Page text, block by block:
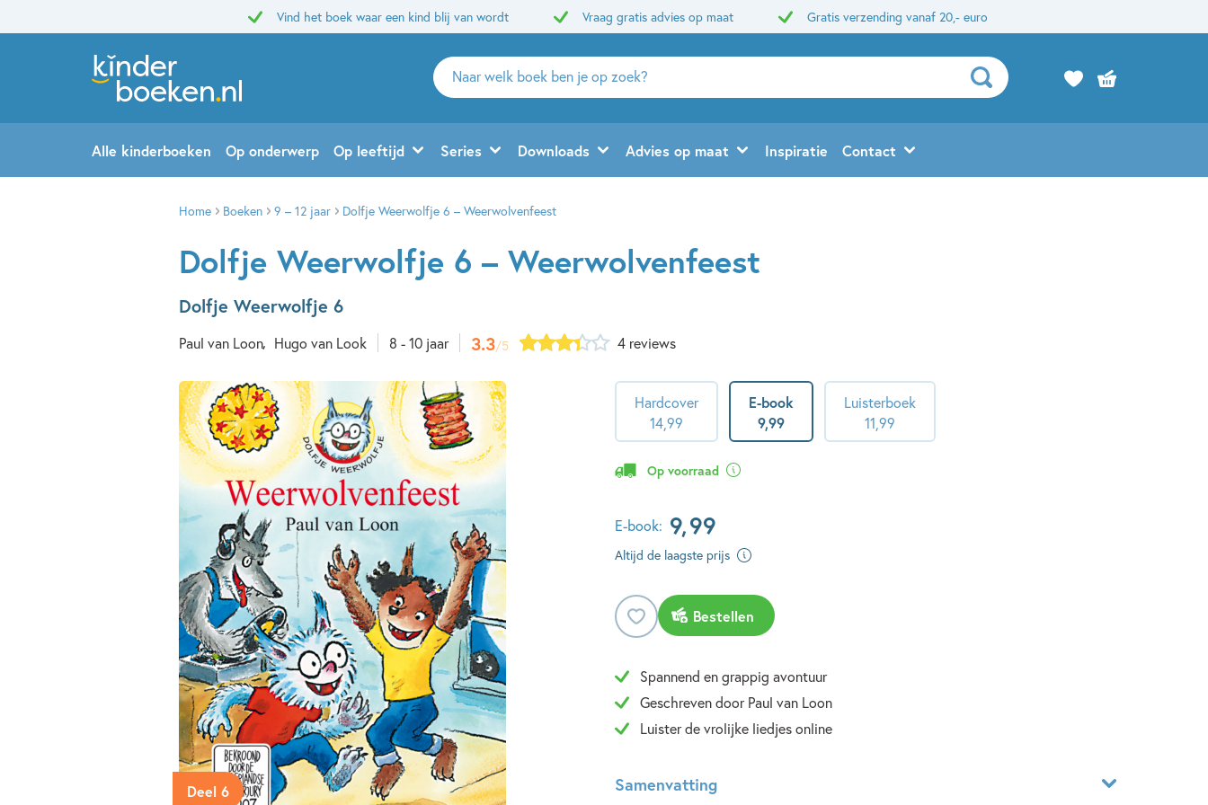
Vind het boek waar een kind blij van wordt Vraag gratis advies op maat Gratis verzending vanaf 20,- euro
Zoeken
naar
en
uitgevers
Alle kinderboeken Op onderwerp Op leeftijd Series Downloads Advies op maat Inspiratie Contact
Home Boeken 9 – 12 jaar Dolfje Weerwolfje 6 – Weerwolvenfeest
Dolfje Weerwolfje 6 – Weerwolvenfeest
Dolfje Weerwolfje 6
Paul van Loon Hugo van Look 8 - 10 jaar 3.3/5 4 reviews
Deel 6
Hardcover
1499
E-book
9,99
Luisterboek
11 99
Op voorraad
E-book: 9,99
Altijd de laagste prijs
Bestellen
Spannend en grappig avontuur
Geschreven door Paul van Loon
Luister de vrolijke liedjes online
Samenvatting